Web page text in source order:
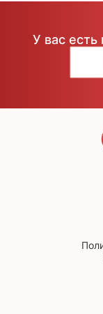
У вас